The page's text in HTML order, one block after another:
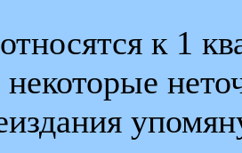
к 1
некоторые